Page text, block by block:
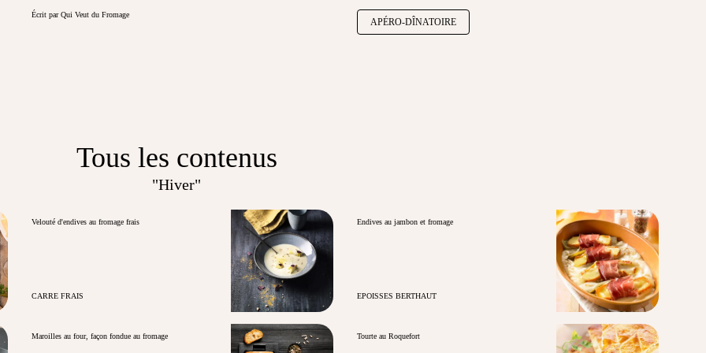
Écrit par Qui Veut du Fromage
APÉRO-DÎNATOIRE
Tous les contenus
"Hiver"
Velouté d'endives au fromage frais
CARRE FRAIS
Endives au jambon et fromage
EPOISSES BERTHAUT
Maroilles au four, façon fondue au fromage Tourte au Roquefort